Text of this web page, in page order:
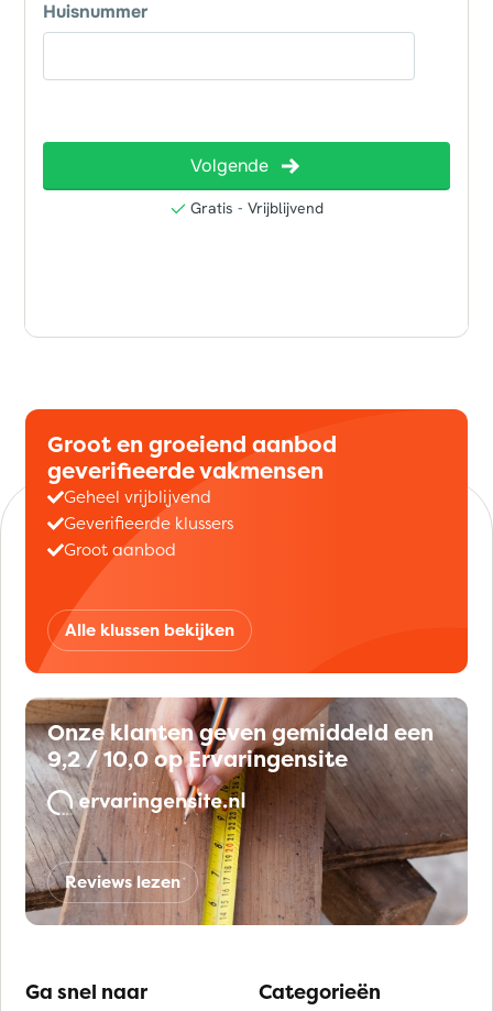
Groot en groeiend aanbod
geverifieerde vakmensen
Geheel vrijblijvend
Geverifieerde klussers
Groot aanbod
Alle klussen bekijken
Onze klanten geven gemiddeld een
9,2 / 10,0 op Ervaringensite
Reviews lezen
Ga snel naar Categorieën